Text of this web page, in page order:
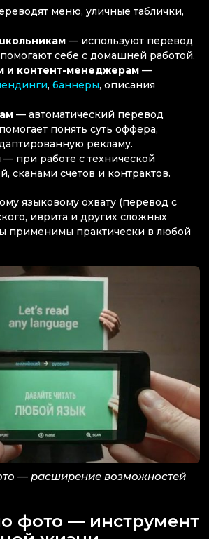
меню, уличные таблички,
— используют перевод
себе с домашней работой.
и контент-менеджерам —
,баннеры, описания
— автоматический перевод
понять суть оффера,
рекламу.
— при работе с технической
сканами счетов и контрактов.
языковому охвату (перевод с
иврита и других сложных
применимы практически в любой
— расширение возможностей
фото — инструмент